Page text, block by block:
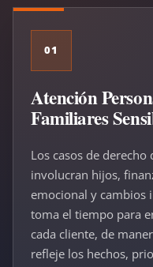
01
Atención
Familiares
Los casos de
involucran hijos,
emocional y cambios
toma el tiempo para
cada cliente, de
refleje los hechos,